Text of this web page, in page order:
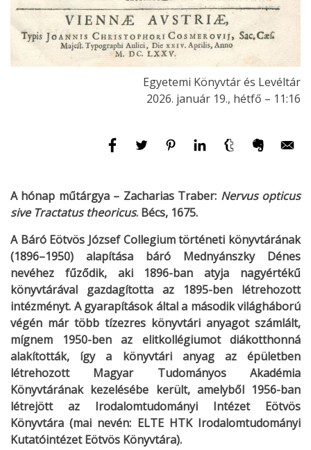
Egyetemi Könyvtár és Levéltár
2026. január 19., hétfő – 11:16
A hónap műtárgya – Zacharias Traber: Nervus opticus
sive Tractatus theoricus. Bécs, 1675.
A Báró Eötvös József Collegium történeti könyvtárának
(1896–1950) alapítása báró Mednyánszky Dénes
nevéhez fűződik, aki 1896-ban atyja nagyértékű
könyvtárával gazdagította az 1895-ben létrehozott
intézményt. A gyarapítások által a második világháború
végén már több tízezres könyvtári anyagot számlált,
mígnem 1950-ben az elitkollégiumot diákotthonná
alakították, így a könyvtári anyag az épületben
létrehozott Magyar Tudományos Akadémia
Könyvtárának kezelésébe került, amelyből 1956-ban
létrejött az Irodalomtudományi Intézet Eötvös
Könyvtára (mai nevén: ELTE HTK Irodalomtudományi
Kutatóintézet Eötvös Könyvtára).